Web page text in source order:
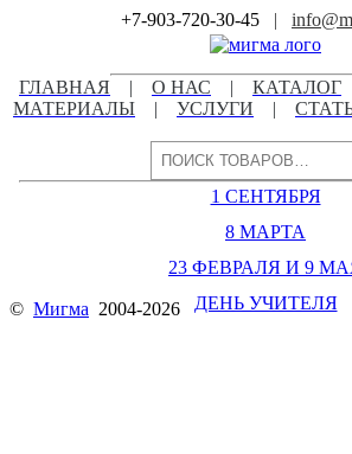
+7-903-720-30-45 |
ГЛАВНАЯ | О НАС | КАТАЛОГ
МАТЕРИАЛЫ
| УСЛУГИ |
Поиск
1 СЕНТЯБРЯ
8 МАРТА
23 ФЕВРАЛЯ И 9
ДЕНЬ УЧИТЕЛЯ
© Мигма 2004-2026